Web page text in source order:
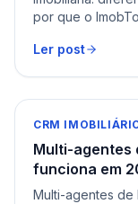
por que o
Ler post
CRM
Multi-agentes
funciona em
Multi-agentes de